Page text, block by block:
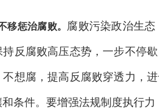
移惩治腐败。 腐败污染政治生
持反腐败高压态势，一步不停
想腐，提高反腐败穿透力，
条件。要增强法规制度执行